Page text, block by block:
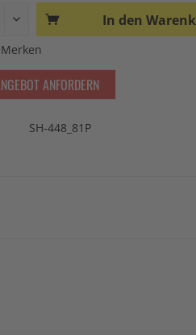
In den
Merken
ANFORDERN
SH-448_81P